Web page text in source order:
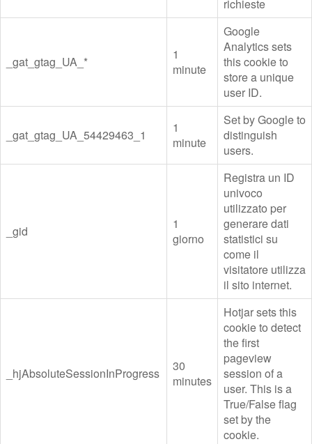
richieste
_gat_gtag_UA_*
1
minute
Google
Analytics sets
this cookie to
store a unique
user ID.
_gat_gtag_UA_54429463_1
1
minute
Set by Google to
distinguish
users.
_gid
1
giorno
Registra un ID
univoco
utilizzato per
generare dati
statistici su
come il
visitatore utilizza
il sito internet.
_hjAbsoluteSessionInProgress
30
minutes
Hotjar sets this
cookie to detect
the first
pageview
session of a
user. This is a
True/False flag
set by the
cookie.